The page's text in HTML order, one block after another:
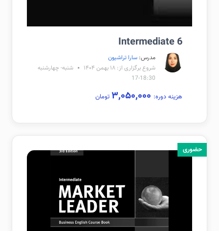
Intermediate 6
مدرس: سارا تراشیون
شروع برگزاری از: ۱۸ بهمن ۱۴۰۴
شنبه- چهارشنبه
18:30-17
هزینه دوره: تومان
حضوری